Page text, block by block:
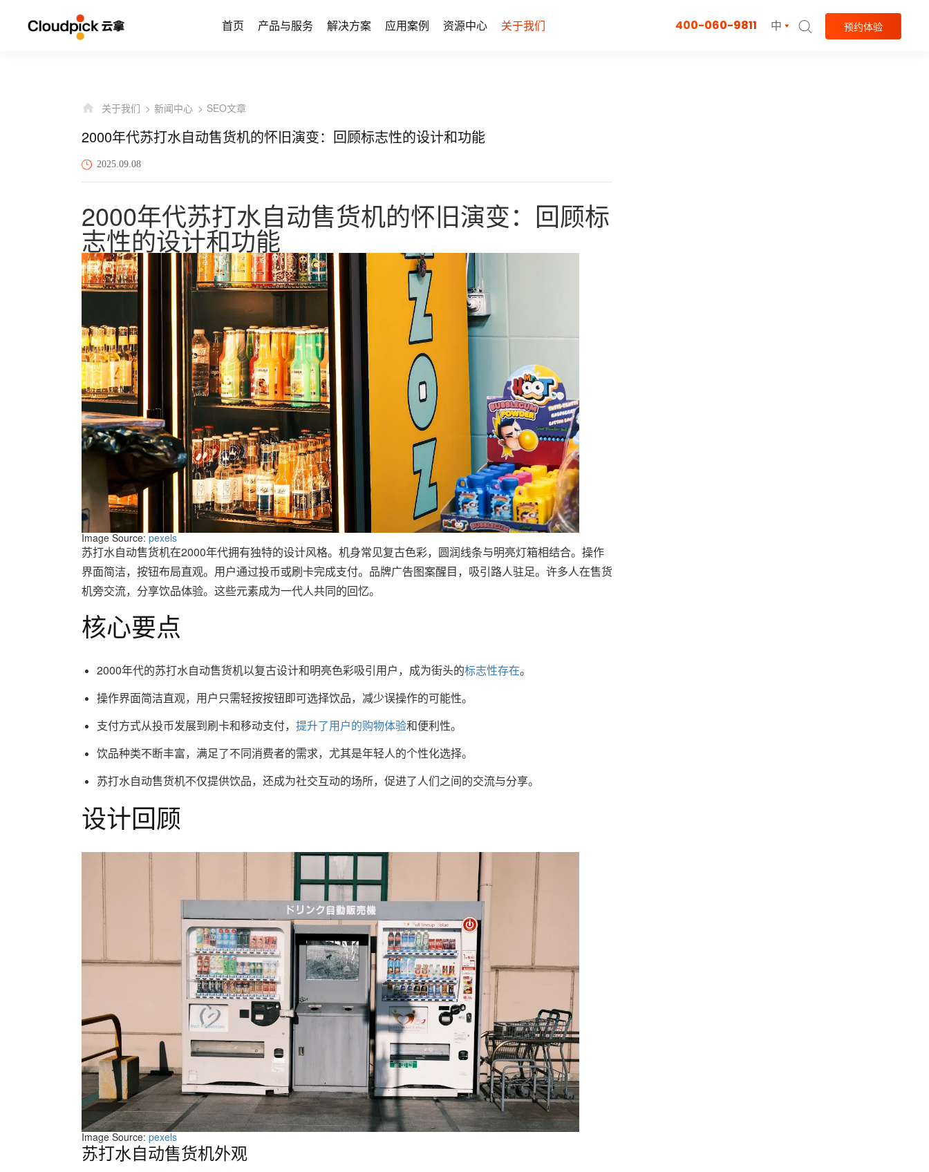
首页 产品与服务 解决方案 应用案例 资源中心 关于我们 400-060-9811 中 预约体验
关于我们 新闻中心 SEO文章
2000年代苏打水自动售货机的怀旧演变：回顾标志性的设计和功能
2025.09.08
2000年代苏打水自动售货机的怀旧演变：回顾标
志性的设计和功能
Image Source: pexels
苏打水自动售货机在2000年代拥有独特的设计风格。机身常见复古色彩，圆润线条与明亮灯箱相结合。操作
界面简洁，按钮布局直观。用户通过投币或刷卡完成支付。品牌广告图案醒目，吸引路人驻足。许多人在售货
机旁交流，分享饮品体验。这些元素成为一代人共同的回忆。
核心要点
2000年代的苏打水自动售货机以复古设计和明亮色彩吸引用户，成为街头的标志性存在。
操作界面简洁直观，用户只需轻按按钮即可选择饮品，减少误操作的可能性。
支付方式从投币发展到刷卡和移动支付， 提升了用户的购物体验和便利性。
饮品种类不断丰富，满足了不同消费者的需求，尤其是年轻人的个性化选择。
苏打水自动售货机不仅提供饮品，还成为社交互动的场所，促进了人们之间的交流与分享。
设计回顾
Image Source: pexels
苏打水自动售货机外观